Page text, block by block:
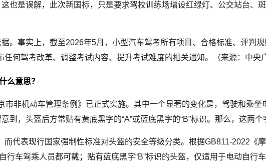
是误解，此次新国标，只是要求驾校训练场增设红绿灯、公交站台、
事实上，截至2026年5月，小型汽车驾考所有项目、合格标准、评判规
何驾考改革、调整考试内容、提升考试难度的相关通知。（来源：中央
么意思？
市非机动车管理条例》已正式实施。其中一个显著的变化是，驾驶和乘坐
到，头盔后方常贴有黄底黑字的“A”或蓝底黑字的“B”标识。那么，这两个
表现行国家强制性标准对头盔的安全等级分类。根据GB811-2022《
行车驾乘人员都可戴；贴有蓝底黑字“B”标识的头盔，仅适用于电动自行车